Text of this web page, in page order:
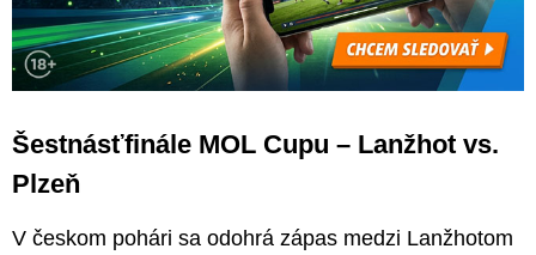
Šestnásťfinále MOL Cupu – Lanžhot vs.
Plzeň
V českom pohári sa odohrá zápas medzi Lanžhotom